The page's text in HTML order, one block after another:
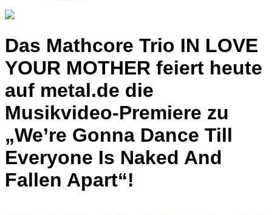
Das Mathcore Trio IN LOVE
YOUR MOTHER feiert heute
auf metal.de die
Musikvideo-Premiere zu
„We’re Gonna Dance Till
Everyone Is Naked And
Fallen Apart“!